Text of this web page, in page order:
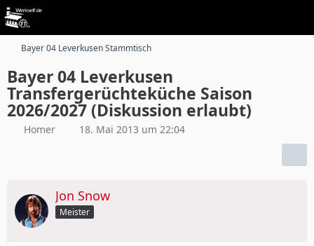
Bayer 04 Leverkusen Stammtisch
Bayer 04 Leverkusen
Transfergerüchteküche Saison
2026/2027 (Diskussion erlaubt)
Homer 18. Mai 2013 um 22:04
Jon Snow
Meister